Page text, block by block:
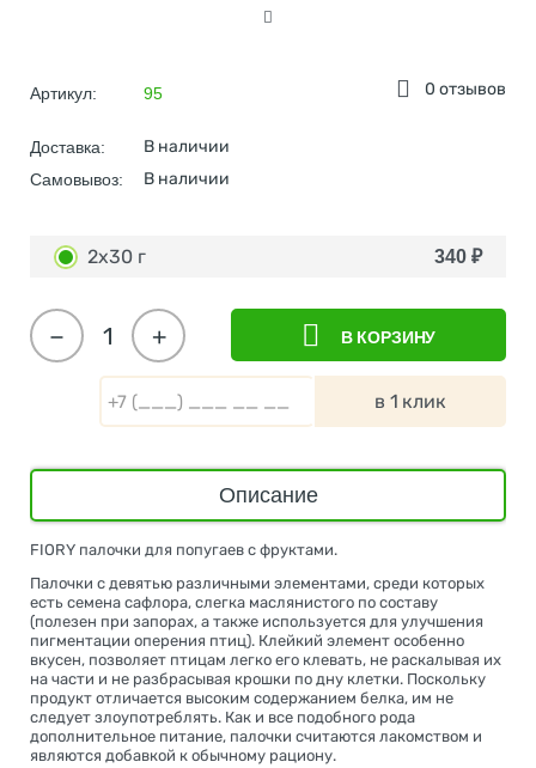
0 отзывов
Артикул: 95
Доставка: В наличии
Самовывоз: В наличии
2x30 г 340 ₽
+
− В КОРЗИНУ
в 1 клик
Описание
FIORY палочки для попугаев с фруктами.
Палочки с девятью различными элементами, среди которых
есть семена сафлора, слегка маслянистого по составу
(полезен при запорах, а также используется для улучшения
пигментации оперения птиц). Клейкий элемент особенно
вкусен, позволяет птицам легко его клевать, не раскалывая их
на части и не разбрасывая крошки по дну клетки. Поскольку
продукт отличается высоким содержанием белка, им не
следует злоупотреблять. Как и все подобного рода
дополнительное питание, палочки считаются лакомством и
являются добавкой к обычному рациону.